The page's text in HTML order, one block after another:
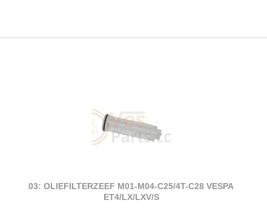
03: OLIEFILTERZEEF M01-M04-C25/4T-C28 VESPA
ET4/LX/LXV/S